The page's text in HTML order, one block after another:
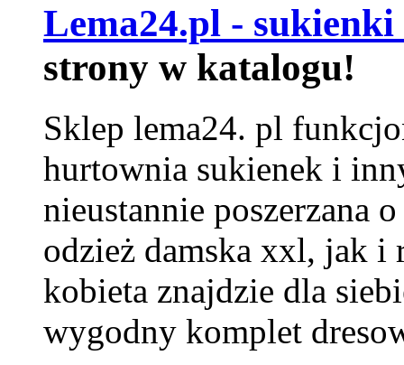
Lema24.pl -
strony w katalogu!
Sklep lema24. pl
hurtownia sukienek i
nieustannie poszerzana
odzież damska xxl, jak i
kobieta znajdzie dla
wygodny komplet